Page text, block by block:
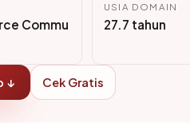
Commu
USIA DOMAIN
27.7 tahun
↓ Cek Gratis